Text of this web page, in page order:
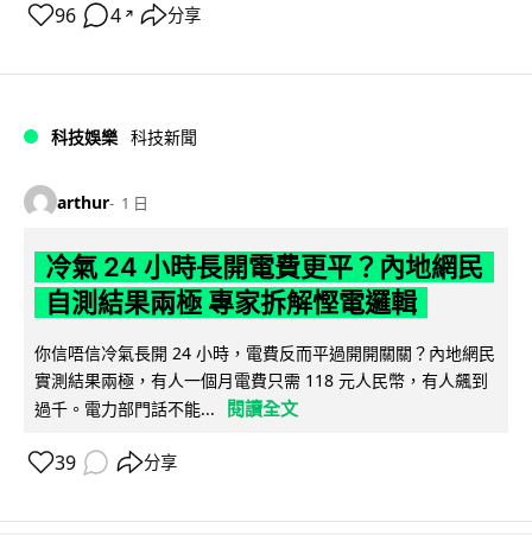
96 4 ↗ 分享
科技娛樂 科技新聞
arthur 1 日
冷氣 24 小時長開電費更平？內地網民
自測結果兩極 專家拆解慳電邏輯
你信唔信冷氣長開 24 小時，電費反而平過開開關關？內地網民
實測結果兩極，有人一個月電費只需 118 元人民幣，有人飆到
過千。電力部門話不能...
閱讀全文
39 分享